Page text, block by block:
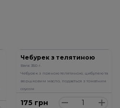
Чебурек з телятиною
Вага: 350 г.
Чебурек з пряною телятиною, цибулею та
вершковим масло, подається з томатним
соусом
175 грн